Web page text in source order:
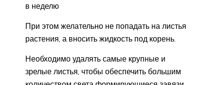
в неделю
При этом желательно не попадать на листья
растения, а вносить жидкость под корень.
Необходимо удалять самые крупные и
зрелые листья, чтобы обеспечить большим